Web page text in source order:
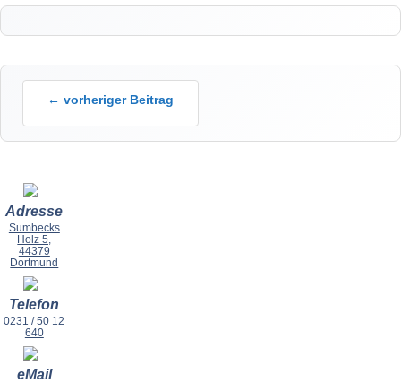
← vorheriger Beitrag
Adresse
Sumbecks
Holz 5,
44379
Dortmund
Telefon
0231 / 50 12
640
eMail